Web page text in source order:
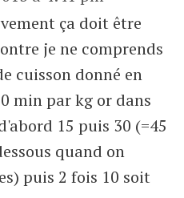
ça doit être
je ne comprends
cuisson donné en
min par kg or dans
15 puis 30 (=45
quand on
puis 2 fois 10 soit